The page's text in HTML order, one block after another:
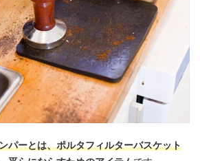
パーとは、ポルタフィルターバスケット